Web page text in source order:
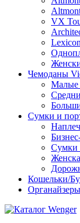
VX
Чемоданы
Малые
Сумки и
Сумки
Кошельки/